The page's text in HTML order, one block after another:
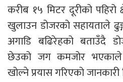
करीब १५ मिटर दूरीको
खुलाउन डोजरको सहायताले
अगाडि बढिरेहको बताउँदै
छेउको जग कमजोर
खोल्ने प्रयास गरिएको जानकारी